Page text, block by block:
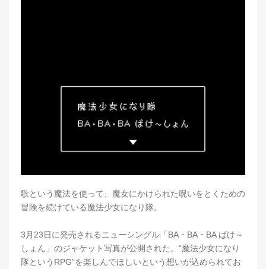
歌という魔法を使って、魔女にかけられた呪いをとくための
冒険を続けている魔法少女になり隊。
3月23日に発売されるニューシングル「BA・BA・BA ばけ～
しょん」のジャケット写真が公開された。“魔法少女になり
隊というRPG”を楽しんでほしいという想いが込められてお